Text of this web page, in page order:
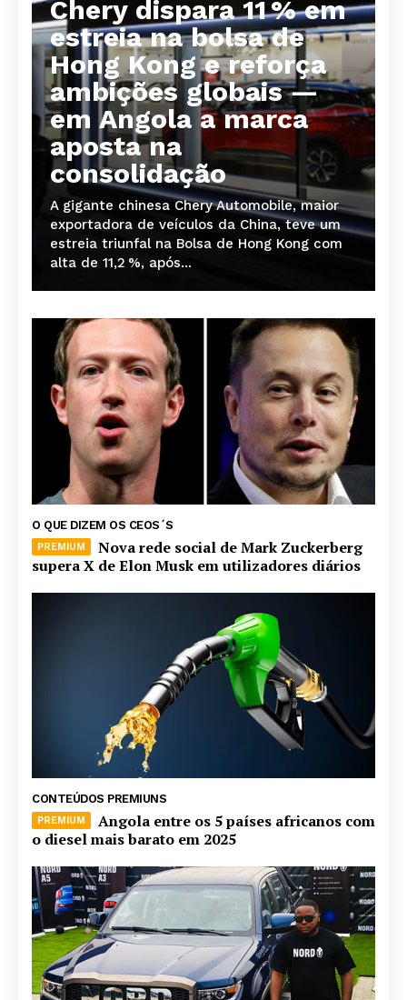
Chery dispara 11 % em
estreia na bolsa de
Hong Kong e reforça
ambições globais —
em Angola a marca
aposta na
consolidação
A gigante chinesa Chery Automobile, maior
exportadora de veículos da China, teve um
estreia triunfal na Bolsa de Hong Kong com
alta de 11,2 %, após...
O QUE DIZEM OS CEOS´S
Nova rede social de Mark Zuckerberg
supera X de Elon Musk em utilizadores diários
CONTEÚDOS PREMIUNS
Angola entre os 5 países africanos com
o diesel mais barato em 2025